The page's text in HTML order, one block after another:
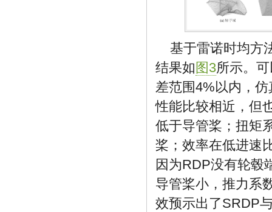
基于雷诺时均方
结果如 图3所示。
差范围4%以内，
性能比较相近，但
低于导管桨；扭矩
桨；效率在低进速
因为RDP没有轮毂
导管桨小，推力系
效预示出了SRDP